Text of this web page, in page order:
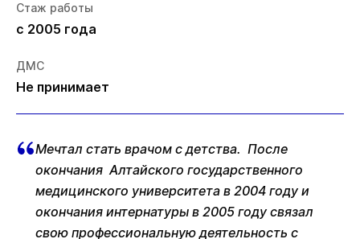
Стаж работы
с 2005 года
ДМС
Не принимает
Мечтал стать врачом с детства. После
окончания Алтайского государственного
медицинского университета в 2004 году и
окончания интернатуры в 2005 году связал
свою профессиональную деятельность с